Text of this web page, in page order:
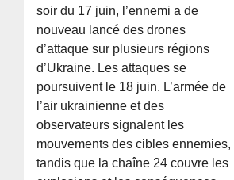
soir du 17 juin, l’ennemi a de
nouveau lancé des drones
d’attaque sur plusieurs régions
d’Ukraine. Les attaques se
poursuivent le 18 juin. L’armée de
l’air ukrainienne et des
observateurs signalent les
mouvements des cibles ennemies,
tandis que la chaîne 24 couvre les